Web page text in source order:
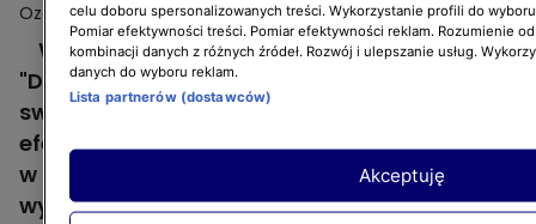
Ozdobne choinki Darka Stolarza. Zrób to sam!
W przedświątecznym wydaniu programu
"Dzień Dobry TVN" Darek Stolarz pokazał
swoje pomysły na zrobienie prostych, ale
efektownych dekoracji bożonarodzeniowych
w kształcie choinek. Zobaczcie, jak je
wykonać!
celu doboru spersonalizowanych treści. Wykorzystanie profili do
Pomiar efektywności treści. Pomiar efektywności reklam. Rozumienie
kombinacji danych z różnych źródeł. Rozwój i ulepszanie usług.
danych do wyboru reklam.
Lista partnerów (dostawców)
Akceptuję